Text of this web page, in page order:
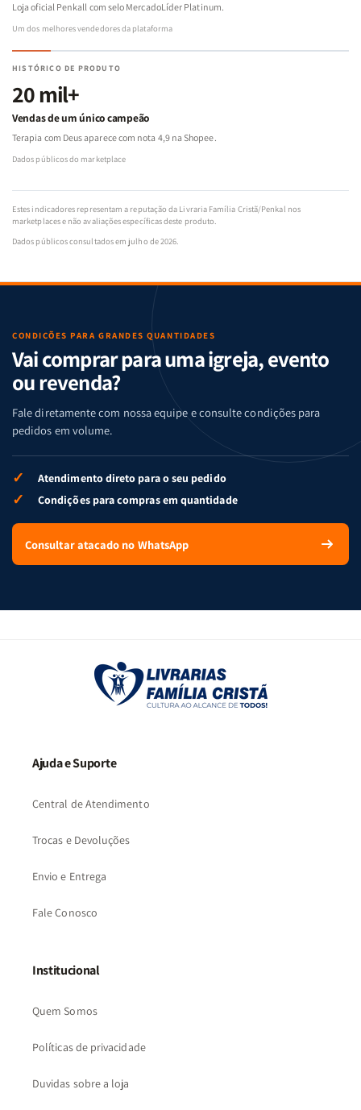
Loja oficial Penkall com selo MercadoLíder Platinum.
Um dos melhores vendedores da plataforma
HISTÓRICO DE PRODUTO
20 mil+
Vendas de um único campeão
Terapia com Deus aparece com nota 4,9 na Shopee.
Dados públicos do marketplace
Estes indicadores representam a reputação da Livraria Família Cristã/Penkal nos
marketplaces e não avaliações específicas deste produto.
Dados públicos consultados em julho de 2026.
CONDIÇÕES PARA GRANDES QUANTIDADES
Vai comprar para uma igreja, evento
ou revenda?
Fale diretamente com nossa equipe e consulte condições para
pedidos em volume.
✓ Atendimento direto para o seu pedido
✓ Condições para compras em quantidade
Consultar atacado no WhatsApp
Ajuda e Suporte
Central de Atendimento
Trocas e Devoluções
Envio e Entrega
Fale Conosco
Institucional
Quem Somos
Políticas de privacidade
Duvidas sobre a loja